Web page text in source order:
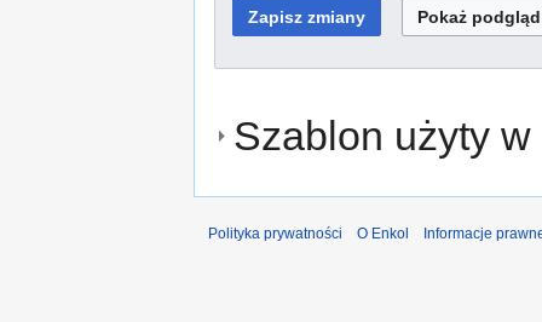
Szablon użyty
Polityka prywatności O Enkol Informacje